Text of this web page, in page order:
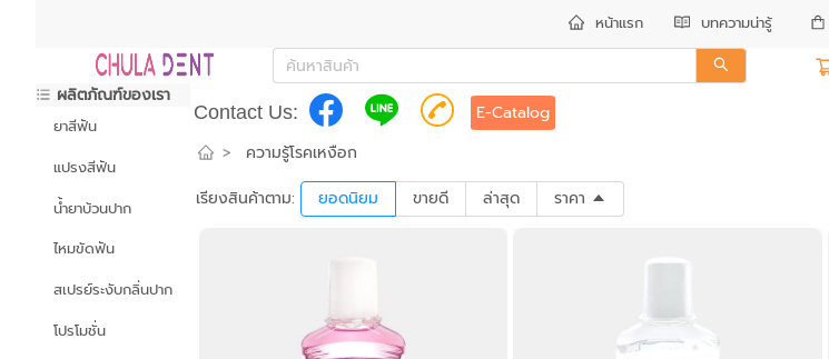
หน้าแรก บทความน่ารู้
ผลิตภัณฑ์ของเรา
ยาสีฟัน
แปรงสีฟัน
น้ำยาบ้วนปาก
ไหมขัดฟัน
สเปรย์ระงับกลิ่นปาก
โปรโมชั่น
Contact Us: E-Catalog
>
ความรู้โรคเหงือก
เรียงสินค้าตาม:
ยอดนิยม ขายดี ล่าสุด ราคา